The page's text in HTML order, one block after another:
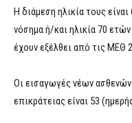
Η διάμεση ηλικία τους
νόσημα ή/και ηλικία 70
έχουν εξέλθει από τις ΜΕΘ
Οι εισαγωγές νέων
επικράτειας είναι 53